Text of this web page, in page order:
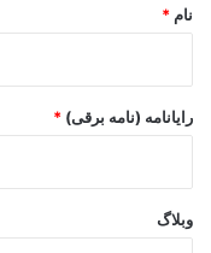
نام *
رایانامه (نامه برقی) *
وبلاگ